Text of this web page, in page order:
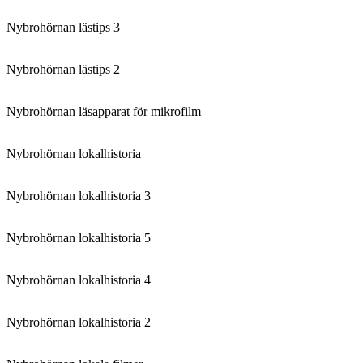
Nybrohörnan lästips 3
Nybrohörnan lästips 2
Nybrohörnan läsapparat för mikrofilm
Nybrohörnan lokalhistoria
Nybrohörnan lokalhistoria 3
Nybrohörnan lokalhistoria 5
Nybrohörnan lokalhistoria 4
Nybrohörnan lokalhistoria 2